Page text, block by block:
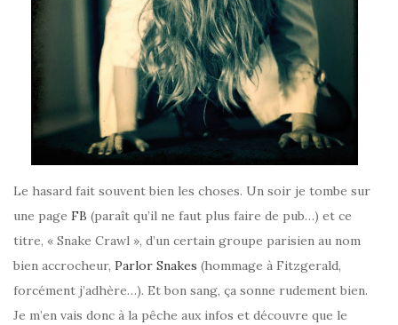
Le hasard fait souvent bien les choses. Un soir je tombe sur
une page FB (paraît qu’il ne faut plus faire de pub…) et ce
titre, « Snake Crawl », d’un certain groupe parisien au nom
bien accrocheur, Parlor Snakes (hommage à Fitzgerald,
forcément j’adhère…). Et bon sang, ça sonne rudement bien.
Je m’en vais donc à la pêche aux infos et découvre que le